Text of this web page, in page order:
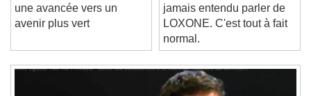
Current Time0:00
/
Loaded:0%
Stream TypeLIVE
Seek to live, currently behind liveLIVE
Bornes de connexion :
une avancée vers un
Vous n'avez peut-être
jamais entendu parler de
LOXONE. C'est tout à fait
normal.